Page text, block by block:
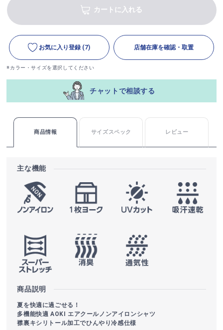
カートに入れる
お気に入り登録 (7) 店舗在庫を確認・取置
※カラー・サイズを選択してください
チャットで相談する
商品情報 サイズスペック レビュー
主な機能
商品説明
夏を快適に過ごせる！
多機能快適 AOKI エアクールノンアイロンシャツ
襟裏キシリトール加工でひんやり冷感仕様